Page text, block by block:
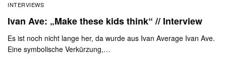
INTERVIEWS
Ivan Ave: „Make these kids think“ // Interview
Es ist noch nicht lange her, da wurde aus Ivan Average Ivan Ave.
Eine symbolische Verkürzung,…